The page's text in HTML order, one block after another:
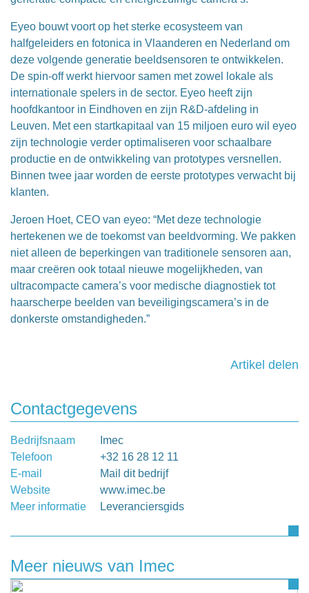
Eyeo bouwt voort op het sterke ecosysteem van
halfgeleiders en fotonica in Vlaanderen en Nederland om
deze volgende generatie beeldsensoren te ontwikkelen.
De spin-off werkt hiervoor samen met zowel lokale als
internationale spelers in de sector. Eyeo heeft zijn
hoofdkantoor in Eindhoven en zijn R&D-afdeling in
Leuven. Met een startkapitaal van 15 miljoen euro wil eyeo
zijn technologie verder optimaliseren voor schaalbare
productie en de ontwikkeling van prototypes versnellen.
Binnen twee jaar worden de eerste prototypes verwacht bij
klanten.
Jeroen Hoet, CEO van eyeo: “Met deze technologie
hertekenen we de toekomst van beeldvorming. We pakken
niet alleen de beperkingen van traditionele sensoren aan,
maar creëren ook totaal nieuwe mogelijkheden, van
ultracompacte camera’s voor medische diagnostiek tot
haarscherpe beelden van beveiligingscamera’s in de
donkerste omstandigheden.”
Artikel delen
Contactgegevens
Bedrijfsnaam
Imec
Telefoon
+32 16 28 12 11
E-mail
Mail dit bedrijf
Website
www.imec.be
Meer informatie
Leveranciersgids
Meer nieuws van Imec